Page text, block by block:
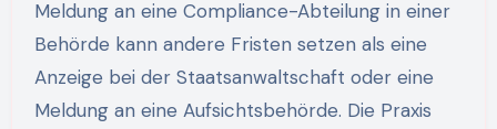
Meldung an eine Compliance-Abteilung in einer
Behörde kann andere Fristen setzen als eine
Anzeige bei der Staatsanwaltschaft oder eine
Meldung an eine Aufsichtsbehörde. Die Praxis